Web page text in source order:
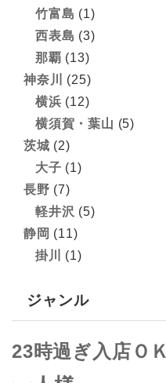
竹富島 (1)
西表島 (3)
那覇 (13)
神奈川
(25)
横浜 (12)
横須賀・葉山 (5)
茨城 (2)
大子 (1)
長野 (7)
軽井沢 (5)
静岡 (11)
掛川
(1)
ジャンル
23時過ぎ入店ＯＫ